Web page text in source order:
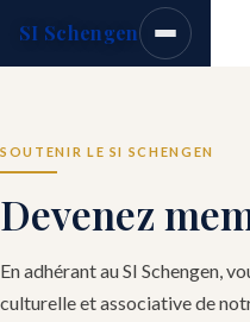
SI Schengen
SOUTENIR LE SI SCHENGEN
Devenez
En adhérant au SI Schengen,
culturelle et associative de